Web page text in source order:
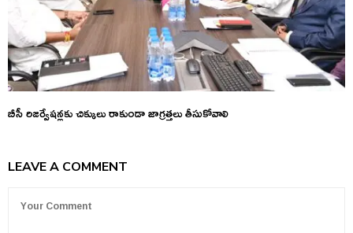
బీసీ రిజర్వేషన్లకు చిక్కులు రాకుండా జాగ్రత్తలు తీసుకోవాలి
LEAVE A COMMENT